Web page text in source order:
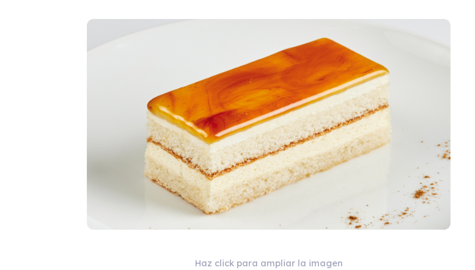
Haz click para ampliar la imagen